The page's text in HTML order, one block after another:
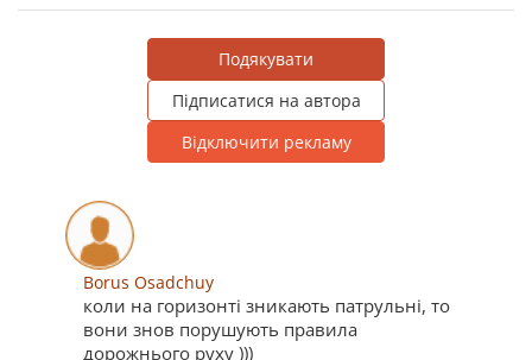
Подякувати
Підписатися на автора
Відключити рекламу
Borus Osadchuy
коли на горизонті зникають патрульні, то
вони знов порушують правила
дорожнього руху )))